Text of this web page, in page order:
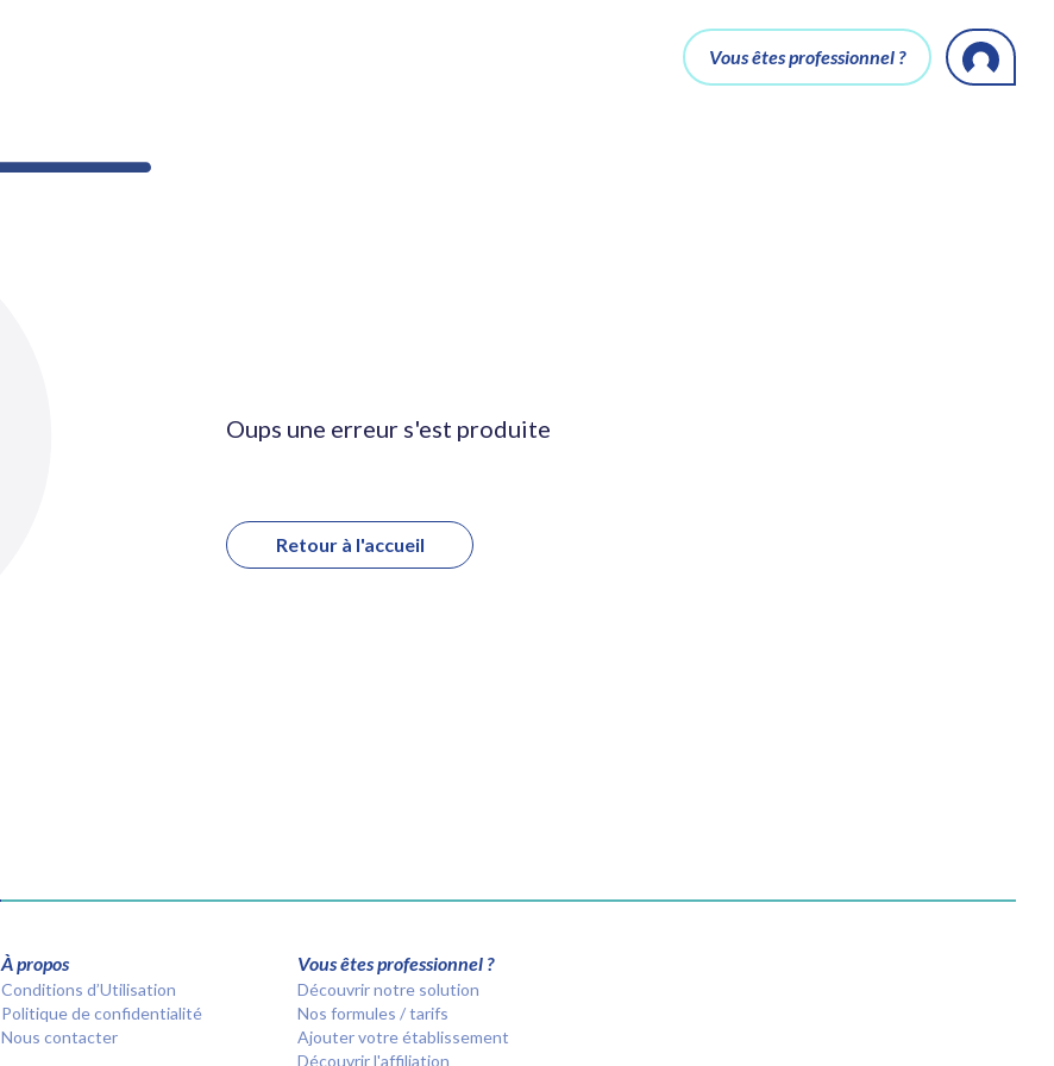
Vous êtes professionnel ?
Oups une erreur s'est produite
Retour à l'accueil
À propos
Conditions d’Utilisation
Politique de confidentialité
Nous contacter
Vous êtes professionnel ?
Découvrir notre solution
Nos formules / tarifs
Ajouter votre établissement
Découvrir l'affiliation